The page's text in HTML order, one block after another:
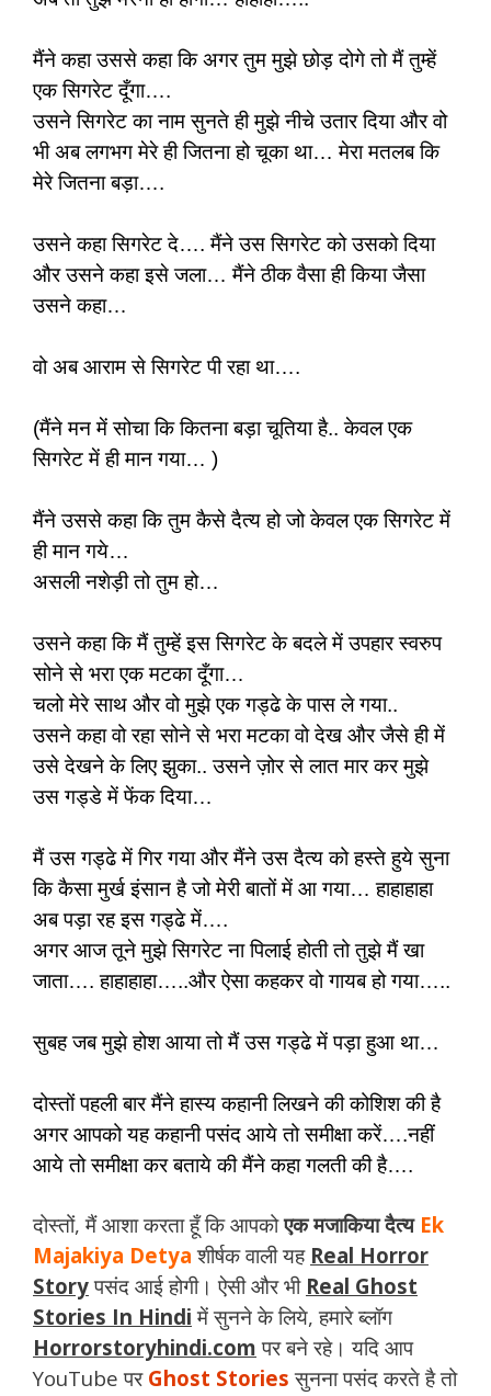
मैंने कहा उससे कहा कि अगर तुम मुझे छोड़ दोगे तो मैं तुम्हें
एक सिगरेट दूँगा….
उसने सिगरेट का नाम सुनते ही मुझे नीचे उतार दिया और वो
भी अब लगभग मेरे ही जितना हो चूका था… मेरा मतलब कि
मेरे जितना बड़ा….
उसने कहा सिगरेट दे…. मैंने उस सिगरेट को उसको दिया
और उसने कहा इसे जला… मैंने ठीक वैसा ही किया जैसा
उसने कहा…
वो अब आराम से सिगरेट पी रहा था….
(मैंने मन में सोचा कि कितना बड़ा चूतिया है.. केवल एक
सिगरेट में ही मान गया… )
मैंने उससे कहा कि तुम कैसे दैत्य हो जो केवल एक सिगरेट में
ही मान गये…
असली नशेड़ी तो तुम हो…
उसने कहा कि मैं तुम्हें इस सिगरेट के बदले में उपहार स्वरुप
सोने से भरा एक मटका दूँगा…
चलो मेरे साथ और वो मुझे एक गड्ढे के पास ले गया..
उसने कहा वो रहा सोने से भरा मटका वो देख और जैसे ही में
उसे देखने के लिए झुका.. उसने ज़ोर से लात मार कर मुझे
उस गड्डे में फेंक दिया…
मैं उस गड्ढे में गिर गया और मैंने उस दैत्य को हस्ते हुये सुना
कि कैसा मुर्ख इंसान है जो मेरी बातों में आ गया… हाहाहाहा
अब पड़ा रह इस गड्ढे में….
अगर आज तूने मुझे सिगरेट ना पिलाई होती तो तुझे मैं खा
जाता…. हाहाहाहा…..और ऐसा कहकर वो गायब हो गया…..
सुबह जब मुझे होश आया तो मैं उस गड्ढे में पड़ा हुआ था…
दोस्तों पहली बार मैंने हास्य कहानी लिखने की कोशिश की है
अगर आपको यह कहानी पसंद आये तो समीक्षा करें….नहीं
आये तो समीक्षा कर बताये की मैंने कहा गलती की है….
दोस्तों, मैं आशा करता हूँ कि आपकोएक मजाकिया दैत्य Ek
Majakiya Detya शीर्षक वाली यह Real Horror
Storyपसंद आई होगी। ऐसी और भी Real Ghost
Stories In Hindi में सुनने के लिये, हमारे ब्लॉग
Horrorstoryhindi.com पर बने रहे। यदि आप
YouTube पर Ghost Stories सुनना पसंद करते है तो